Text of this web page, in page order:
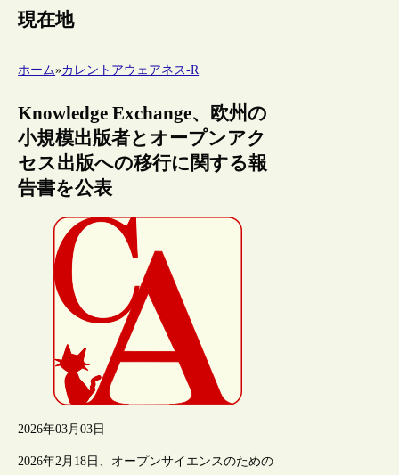
現在地
ホーム»カレントアウェアネス-R
Knowledge Exchange、欧州の
小規模出版者とオープンアク
セス出版への移行に関する報
告書を公表
2026年03月03日
2026年2月18日、オープンサイエンスのための